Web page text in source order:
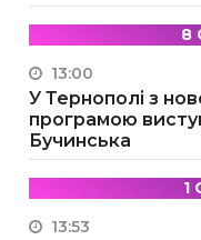
8
13:00
У Тернополі з
програмою
Бучинська
1
13:53